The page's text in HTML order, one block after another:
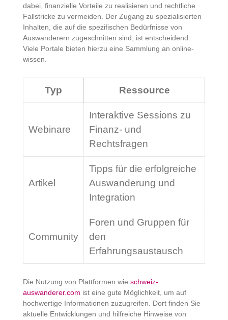
dabei, finanzielle Vorteile zu realisieren und rechtliche
Fallstricke zu vermeiden. Der Zugang zu spezialisierten
Inhalten, die auf die spezifischen Bedürfnisse von
Auswanderern zugeschnitten sind, ist entscheidend.
Viele Portale bieten hierzu eine Sammlung an online-
wissen.
Typ Ressource
Webinare
Interaktive Sessions zu
Finanz- und
Rechtsfragen
Artikel
Tipps für die erfolgreiche
Auswanderung und
Integration
Community
Foren und Gruppen für
den
Erfahrungsaustausch
Die Nutzung von Plattformen wie schweiz-
auswanderer.com ist eine gute Möglichkeit, um auf
hochwertige Informationen zuzugreifen. Dort finden Sie
aktuelle Entwicklungen und hilfreiche Hinweise von